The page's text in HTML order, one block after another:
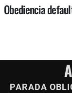
Obediencia
PARADA